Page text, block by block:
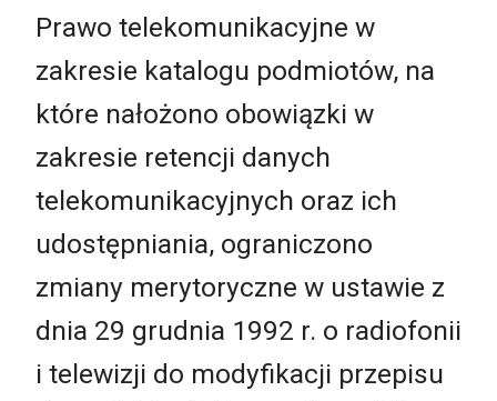
Prawo telekomunikacyjne w
zakresie katalogu podmiotów, na
które nałożono obowiązki w
zakresie retencji danych
telekomunikacyjnych oraz ich
udostępniania, ograniczono
zmiany merytoryczne w ustawie z
dnia 29 grudnia 1992 r. o radiofonii
i telewizji do modyfikacji przepisu